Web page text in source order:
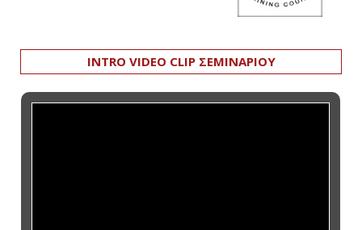
INTRO VIDEO CLIP ΣΕΜΙΝΑΡΙΟΥ